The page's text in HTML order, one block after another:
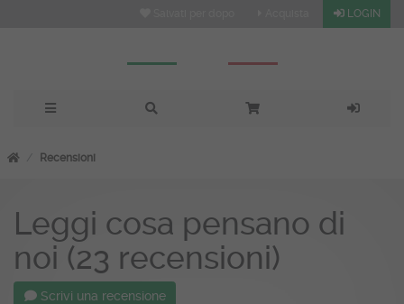
LOGIN
Recensioni
Leggi cosa pensano di
noi (23 recensioni)
Scrivi una recensione